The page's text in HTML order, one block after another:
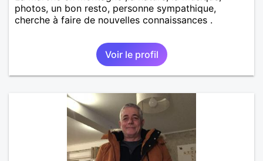
photos, un bon resto, personne sympathique,
cherche à faire de nouvelles connaissances .
Voir le profil